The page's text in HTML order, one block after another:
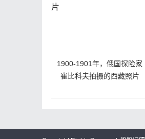
1900-1901年，俄国探险家
崔比科夫拍摄的西藏照片